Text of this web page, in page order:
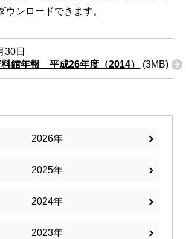
ウンロードできます。
30日
館年報 平成26年度（2014）
(3MB)
2026
2025
2024
2023